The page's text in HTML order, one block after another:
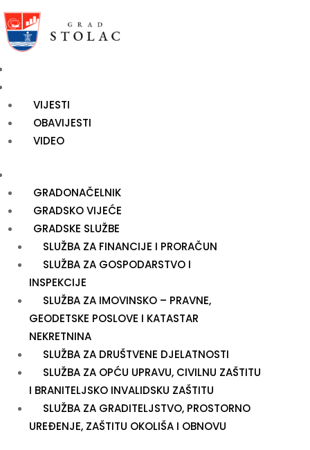
VIJESTI
OBAVIJESTI
VIDEO
GRADONAČELNIK
GRADSKO VIJEĆE
GRADSKE SLUŽBE
SLUŽBA ZA FINANCIJE I PRORAČUN
SLUŽBA ZA GOSPODARSTVO I
INSPEKCIJE
SLUŽBA ZA IMOVINSKO – PRAVNE,
GEODETSKE POSLOVE I KATASTAR
NEKRETNINA
SLUŽBA ZA DRUŠTVENE DJELATNOSTI
SLUŽBA ZA OPĆU UPRAVU, CIVILNU ZAŠTITU
I BRANITELJSKO INVALIDSKU ZAŠTITU
SLUŽBA ZA GRADITELJSTVO, PROSTORNO
UREĐENJE, ZAŠTITU OKOLIŠA I OBNOVU